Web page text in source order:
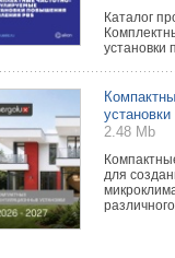
Каталог
установки
2.48 Mb
для